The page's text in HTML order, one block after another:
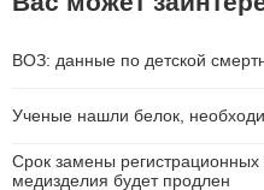
ВОЗ: данные по детской
Ученые нашли белок,
Срок замены регистрационных
медизделия будет продлен